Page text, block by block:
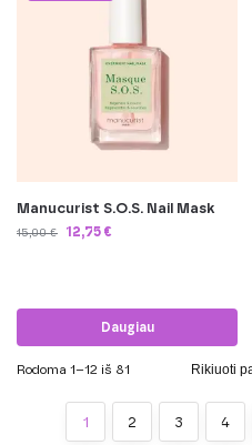
Manucurist S.O.S. Nail Mask
15,00€ 12,75 €
Daugiau
Rodoma 1–12 iš 81
1 2 3 4